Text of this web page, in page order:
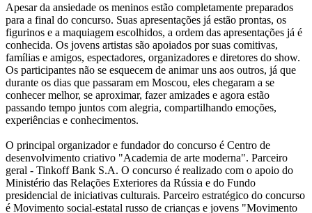
Apesar da ansiedade os meninos estão completamente preparados
para a final do concurso. Suas apresentações já estão prontas, os
figurinos e a maquiagem escolhidos, a ordem das apresentações já é
conhecida. Os jovens artistas são apoiados por suas comitivas,
famílias e amigos, espectadores, organizadores e diretores do show.
Os participantes não se esquecem de animar uns aos outros, já que
durante os dias que passaram em Moscou, eles chegaram a se
conhecer melhor, se aproximar, fazer amizades e agora estão
passando tempo juntos com alegria, compartilhando emoções,
experiências e conhecimentos.
O principal organizador e fundador do concurso é Centro de
desenvolvimento criativo "Academia de arte moderna". Parceiro
geral - Tinkoff Bank S.A. O concurso é realizado com o apoio do
Ministério das Relações Exteriores da Rússia e do Fundo
presidencial de iniciativas culturais. Parceiro estratégico do concurso
é Movimento social-estatal russo de crianças e jovens "Movimento